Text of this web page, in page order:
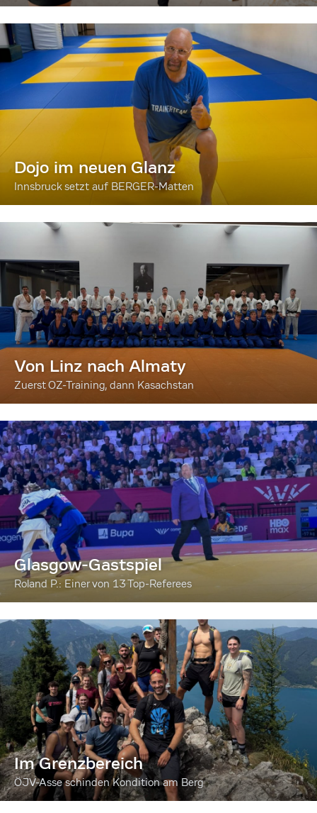
Dojo im neuen Glanz
Innsbruck setzt auf BERGER-Matten
Von Linz nach Almaty
Zuerst OZ-Training, dann Kasachstan
Glasgow-Gastspiel
Roland P.: Einer von 13 Top-Referees
Im Grenzbereich
ÖJV-Asse schinden Kondition am Berg